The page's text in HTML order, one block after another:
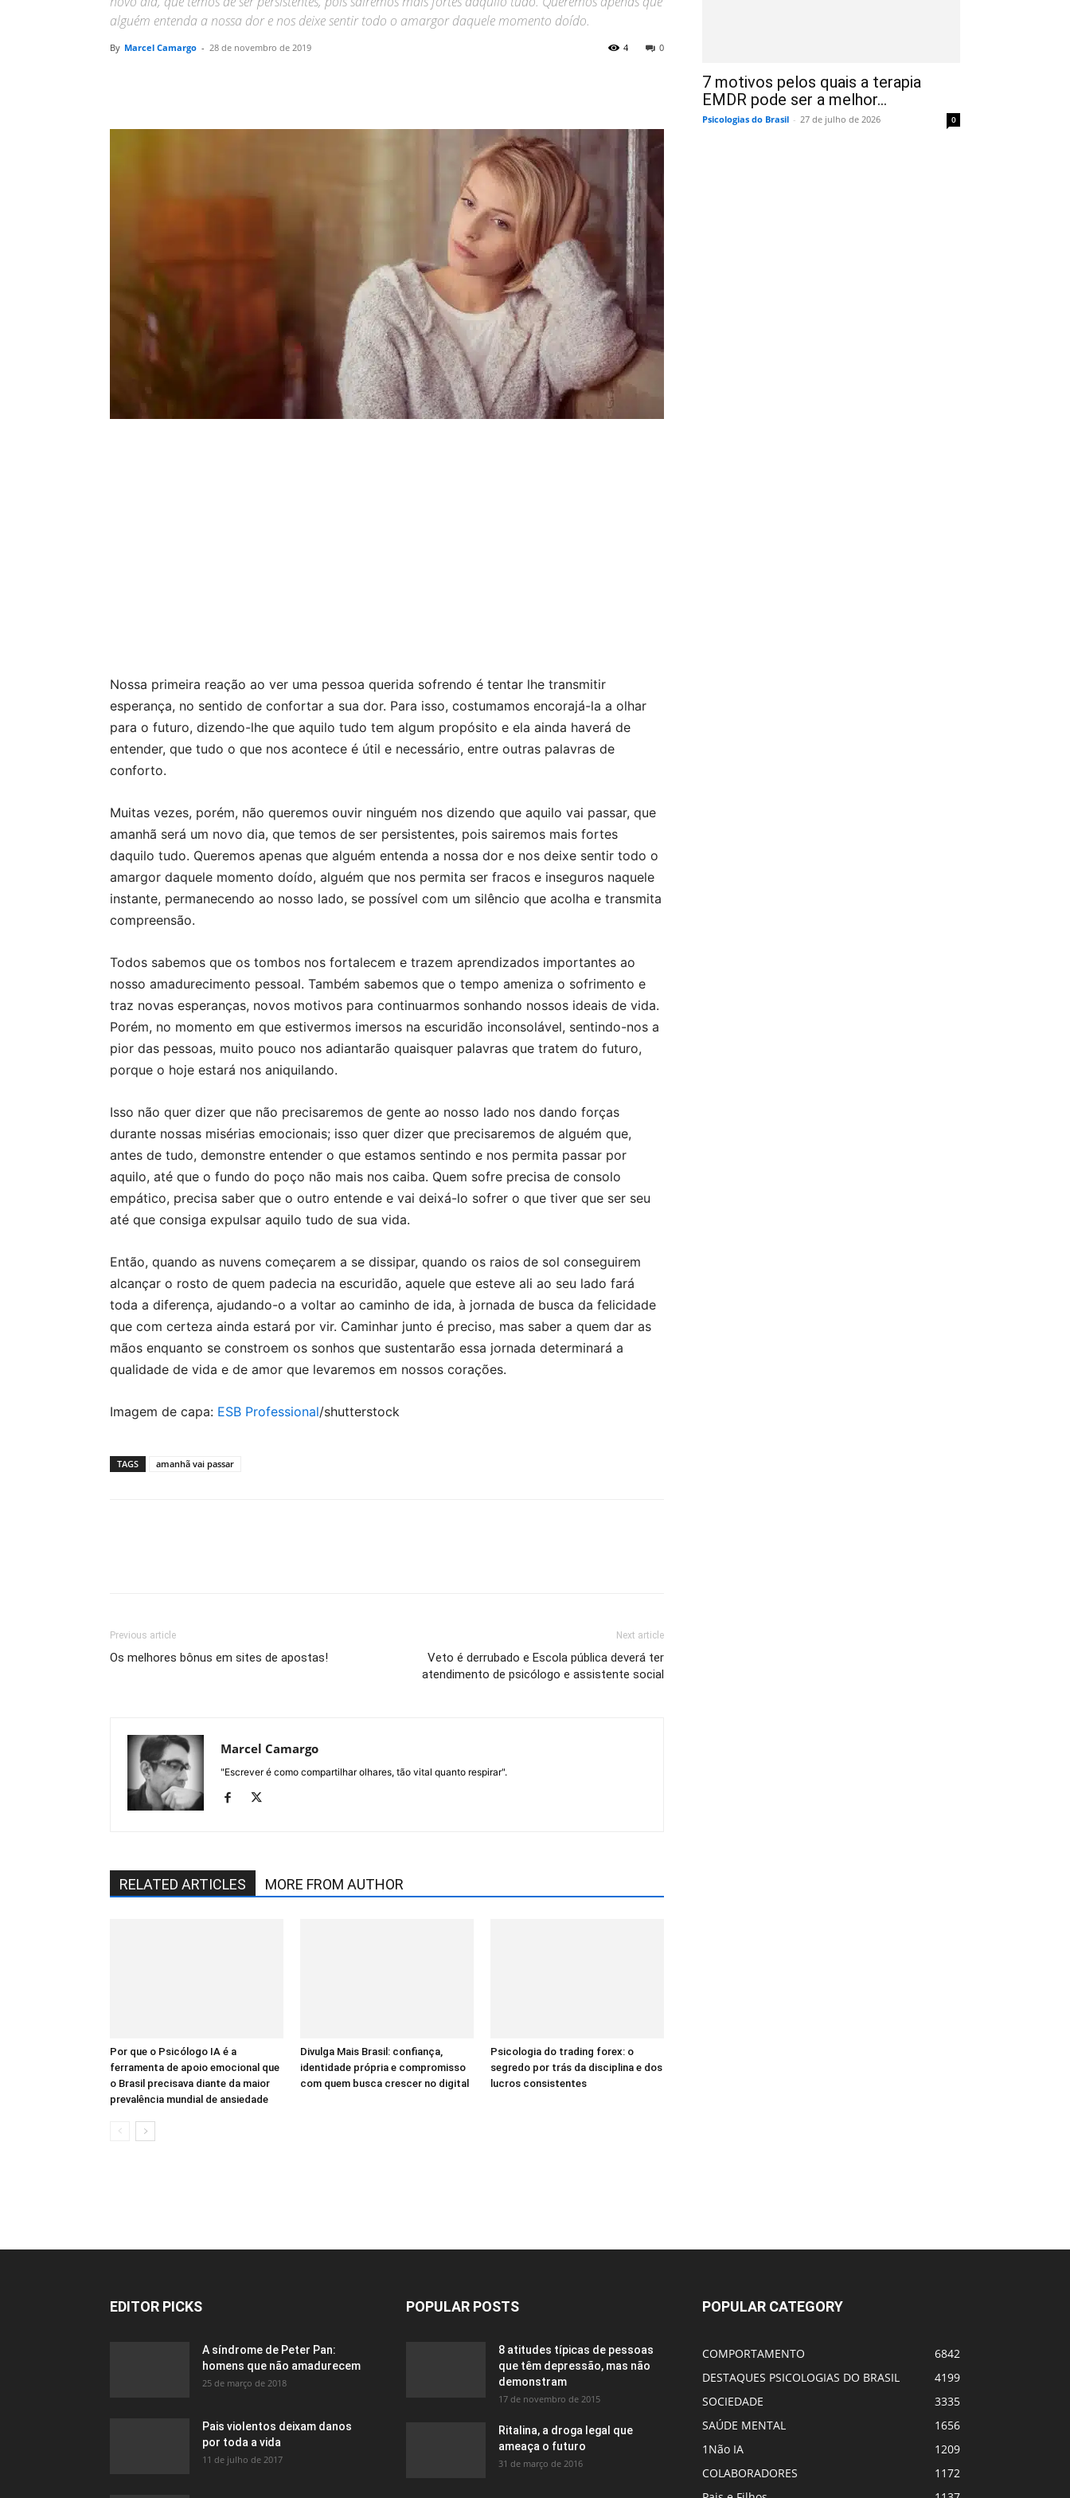
alguém entenda a nossa dor e nos deixe sentir todo o amargor daquele momento doído.
By Marcel Camargo - 28 de novembro de 2019 0
4
Nossa primeira reação ao ver uma pessoa querida sofrendo é tentar lhe transmitir
esperança, no sentido de confortar a sua dor. Para isso, costumamos encorajá-la a olhar
para o futuro, dizendo-lhe que aquilo tudo tem algum propósito e ela ainda haverá de
entender, que tudo o que nos acontece é útil e necessário, entre outras palavras de
conforto.
Muitas vezes, porém, não queremos ouvir ninguém nos dizendo que aquilo vai passar, que
amanhã será um novo dia, que temos de ser persistentes, pois sairemos mais fortes
daquilo tudo. Queremos apenas que alguém entenda a nossa dor e nos deixe sentir todo o
amargor daquele momento doído, alguém que nos permita ser fracos e inseguros naquele
instante, permanecendo ao nosso lado, se possível com um silêncio que acolha e transmita
compreensão.
Todos sabemos que os tombos nos fortalecem e trazem aprendizados importantes ao
nosso amadurecimento pessoal. Também sabemos que o tempo ameniza o sofrimento e
traz novas esperanças, novos motivos para continuarmos sonhando nossos ideais de vida.
Porém, no momento em que estivermos imersos na escuridão inconsolável, sentindo-nos a
pior das pessoas, muito pouco nos adiantarão quaisquer palavras que tratem do futuro,
porque o hoje estará nos aniquilando.
Isso não quer dizer que não precisaremos de gente ao nosso lado nos dando forças
durante nossas misérias emocionais; isso quer dizer que precisaremos de alguém que,
antes de tudo, demonstre entender o que estamos sentindo e nos permita passar por
aquilo, até que o fundo do poço não mais nos caiba. Quem sofre precisa de consolo
empático, precisa saber que o outro entende e vai deixá-lo sofrer o que tiver que ser seu
até que consiga expulsar aquilo tudo de sua vida.
Então, quando as nuvens começarem a se dissipar, quando os raios de sol conseguirem
alcançar o rosto de quem padecia na escuridão, aquele que esteve ali ao seu lado fará
toda a diferença, ajudando-o a voltar ao caminho de ida, à jornada de busca da felicidade
que com certeza ainda estará por vir. Caminhar junto é preciso, mas saber a quem dar as
mãos enquanto se constroem os sonhos que sustentarão essa jornada determinará a
qualidade de vida e de amor que levaremos em nossos corações.
Imagem de capa: ESB Professional/shutterstock
TAGS amanhã vai passar
Previous article
Os melhores bônus em sites de apostas!
Next article
Veto é derrubado e Escola pública deverá ter
atendimento de psicólogo e assistente social
Marcel Camargo
"Escrever é como compartilhar olhares, tão vital quanto respirar".
RELATED ARTICLES MORE FROM AUTHOR
Por que o Psicólogo IA é a
ferramenta de apoio emocional que
o Brasil precisava diante da maior
prevalência mundial de ansiedade
Divulga Mais Brasil: confiança,
identidade própria e compromisso
com quem busca crescer no digital
Psicologia do trading forex: o
segredo por trás da disciplina e dos
lucros consistentes
7 motivos pelos quais a terapia
EMDR pode ser a melhor...
Psicologias do Brasil - 27 de julho de 2026 0
EDITOR PICKS
A síndrome de Peter Pan:
homens que não amadurecem
25 de março de 2018
Pais violentos deixam danos
por toda a vida
11 de julho de 2017
POPULAR POSTS
8 atitudes típicas de pessoas
que têm depressão, mas não
demonstram
17 de novembro de 2015
Ritalina, a droga legal que
ameaça o futuro
31 de março de 2016
POPULAR CATEGORY
COMPORTAMENTO
6842
DESTAQUES PSICOLOGIAS DO BRASIL
4199
SOCIEDADE
3335
SAÚDE MENTAL
1656
1Não IA
1209
COLABORADORES
1172